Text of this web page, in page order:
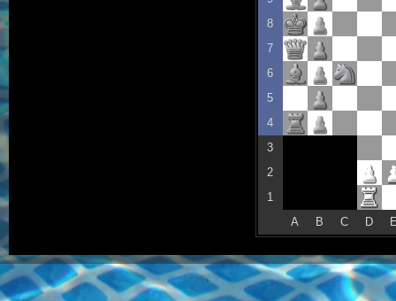
8
7
6
5
4
3
2
1
A
B C D